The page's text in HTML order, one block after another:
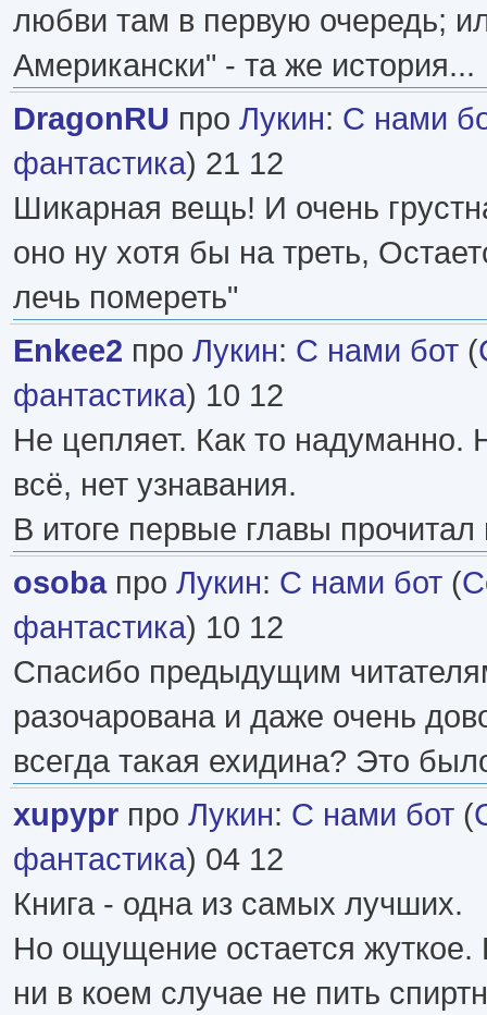
любви там в первую очередь;
Американски" - та же история...
DragonRU про Лукин: С нами
фантастика) 21 12
Шикарная вещь! И очень
оно ну хотя бы на треть,
лечь помереть"
Enkee2 про Лукин: С нами бот (
фантастика) 10 12
Не цепляет. Как то надуманно.
всё, нет узнавания.
В итоге первые главы прочитал
osobaпро Лукин: С нами бот (
фантастика) 10 12
Спасибо предыдущим
разочарована и даже очень
всегда такая ехидина? Это
xupypr про Лукин: С нами бот (
фантастика) 04 12
Книга - одна из самых лучших.
Но ощущение остается жуткое.
ни в коем случае не пить